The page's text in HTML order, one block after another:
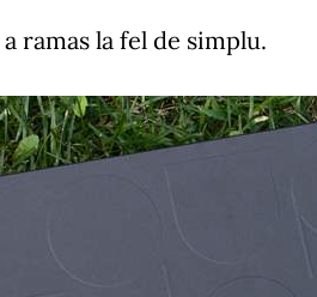
ramas la fel de simplu.